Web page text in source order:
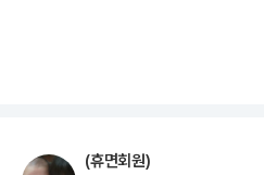
(휴면회원)